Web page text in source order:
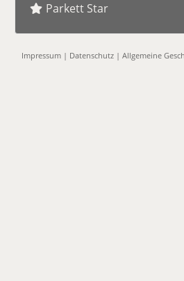
Parkett Star
Impressum | Datenschutz |Allgemeine